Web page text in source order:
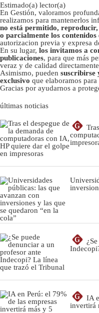
Estimado(a) lector(a)
En Gestión, valoramos
realizamos para mantenerlos
no está permitido,
o parcialmente los contenidos
autorizacion previa y expresa
En su lugar, los invitamos a
publicaciones, para que más
veraz y de calidad
Asimismo, pueden suscribirse
exclusivo que elaboramos para
Gracias por ayudarnos a
últimas noticias
G
G
G
IA
invertirá